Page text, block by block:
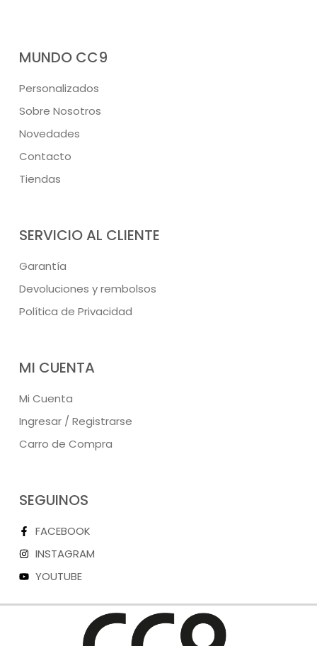
MUNDO CC9
Personalizados
Sobre Nosotros
Novedades
Contacto
Tiendas
SERVICIO AL CLIENTE
Garantía
Devoluciones y rembolsos
Política de Privacidad
MI CUENTA
Mi Cuenta
Ingresar / Registrarse
Carro de Compra
SEGUINOS
FACEBOOK
INSTAGRAM
YOUTUBE